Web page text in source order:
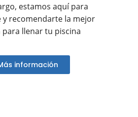
estamos aquí para
y recomendarte la mejor
para llenar tu piscina
información